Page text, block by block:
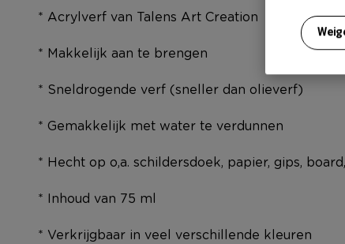
* Acrylverf van Talens Art Creation
* Makkelijk aan te brengen
* Sneldrogende verf (sneller dan olieverf)
* Gemakkelijk met water te verdunnen
* Hecht op o,a. schildersdoek, papier, gips,
* Inhoud van 75 ml
* Verkrijgbaar in veel verschillende kleuren